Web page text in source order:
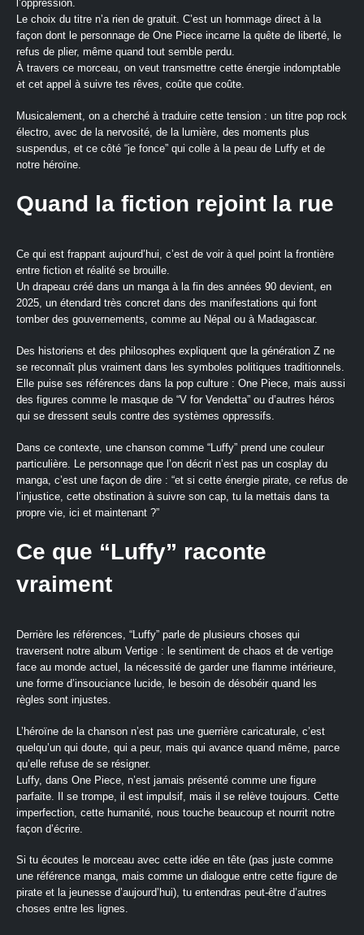
l’oppression.
Le choix du titre n’a rien de gratuit. C’est un hommage direct à la
façon dont le personnage de One Piece incarne la quête de liberté, le
refus de plier, même quand tout semble perdu.
À travers ce morceau, on veut transmettre cette énergie indomptable
et cet appel à suivre tes rêves, coûte que coûte.
Musicalement, on a cherché à traduire cette tension : un titre pop rock
électro, avec de la nervosité, de la lumière, des moments plus
suspendus, et ce côté “je fonce” qui colle à la peau de Luffy et de
notre héroïne.
Quand la fiction rejoint la rue
Ce qui est frappant aujourd’hui, c’est de voir à quel point la frontière
entre fiction et réalité se brouille.
Un drapeau créé dans un manga à la fin des années 90 devient, en
2025, un étendard très concret dans des manifestations qui font
tomber des gouvernements, comme au Népal ou à Madagascar.
Des historiens et des philosophes expliquent que la génération Z ne
se reconnaît plus vraiment dans les symboles politiques traditionnels.
Elle puise ses références dans la pop culture : One Piece, mais aussi
des figures comme le masque de “V for Vendetta” ou d’autres héros
qui se dressent seuls contre des systèmes oppressifs.​
Dans ce contexte, une chanson comme “Luffy” prend une couleur
particulière. Le personnage que l’on décrit n’est pas un cosplay du
manga, c’est une façon de dire : “et si cette énergie pirate, ce refus de
l’injustice, cette obstination à suivre son cap, tu la mettais dans ta
propre vie, ici et maintenant ?”
Ce que “Luffy” raconte
vraiment
Derrière les références, “Luffy” parle de plusieurs choses qui
traversent notre album Vertige : le sentiment de chaos et de vertige
face au monde actuel, la nécessité de garder une flamme intérieure,
une forme d’insouciance lucide, le besoin de désobéir quand les
règles sont injustes.
L’héroïne de la chanson n’est pas une guerrière caricaturale, c’est
quelqu’un qui doute, qui a peur, mais qui avance quand même, parce
qu’elle refuse de se résigner.
Luffy, dans One Piece, n’est jamais présenté comme une figure
parfaite. Il se trompe, il est impulsif, mais il se relève toujours. Cette
imperfection, cette humanité, nous touche beaucoup et nourrit notre
façon d’écrire.
Si tu écoutes le morceau avec cette idée en tête (pas juste comme
une référence manga, mais comme un dialogue entre cette figure de
pirate et la jeunesse d’aujourd’hui), tu entendras peut‑être d’autres
choses entre les lignes.